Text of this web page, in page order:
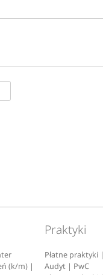
(k/m) |
Praktyki
Płatne praktyki |
Audyt | PwC